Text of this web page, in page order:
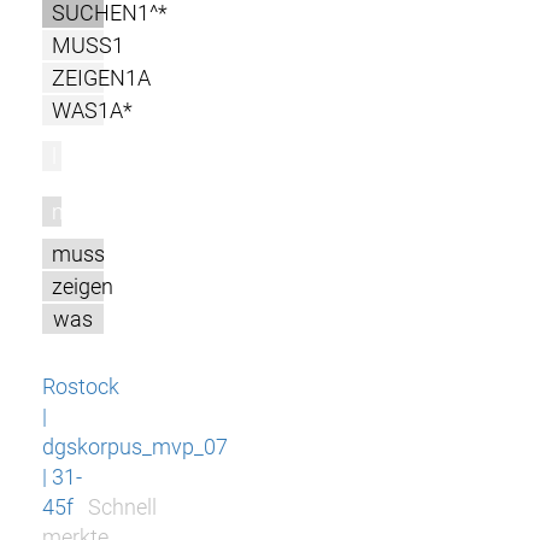
SUCHEN1^*
MUSS1
ZEIGEN1A
WAS1A*
m
muss
zeigen
was
Rostock
|
dgskorpus_mvp_07
| 31-
45f
Schnell